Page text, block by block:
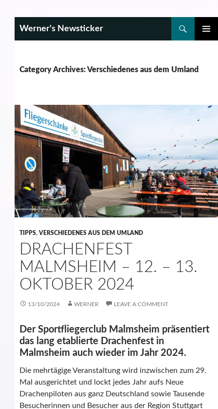
Werner's Newsticker
Category Archives: Verschiedenes aus dem Umland
TIPPS, VERSCHIEDENES AUS DEM UMLAND
DRACHENFEST
MALMSHEIM – 12. – 13.
OKTOBER 2024
13/10/2024 WERNER LEAVE A COMMENT
Der Sportfliegerclub Malmsheim präsentiert
das lang etablierte Drachenfest in
Malmsheim auch wieder im Jahr 2024.
Die mehrtägige Veranstaltung wird inzwischen zum 29.
Mal ausgerichtet und lockt jedes Jahr aufs Neue
Drachenpiloten aus ganz Deutschland sowie Tausende
Besucherinnen und Besucher aus der Region Stuttgart